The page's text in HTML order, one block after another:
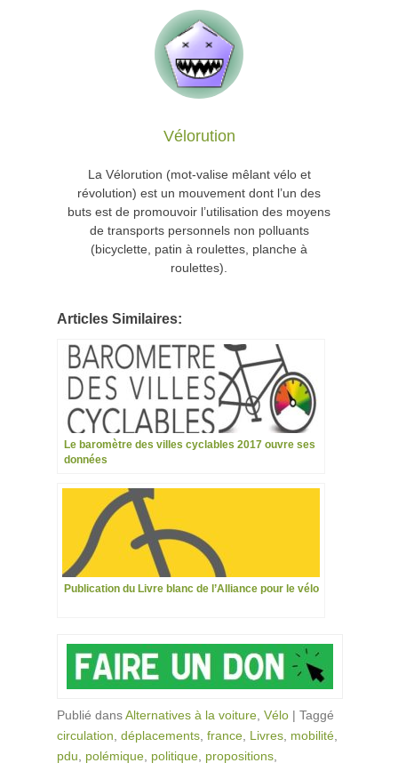
Vélorution
La Vélorution (mot-valise mêlant vélo et
révolution) est un mouvement dont l’un des
buts est de promouvoir l’utilisation des moyens
de transports personnels non polluants
(bicyclette, patin à roulettes, planche à
roulettes).
Articles Similaires:
Le baromètre des villes cyclables 2017 ouvre ses
données
Publication du Livre blanc de l’Alliance pour le vélo
Publié dansAlternatives à la voiture, Vélo | Taggé
circulation, déplacements, france, Livres, mobilité,
pdu, polémique, politique, propositions,